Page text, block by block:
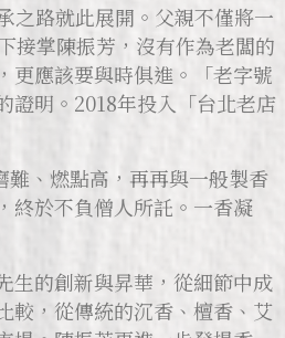
之路就此展開。父親不僅將一
接掌陳振芳，沒有作為老闆的
更應該要與時俱進。「老字號
證明。2018年投入「台北老店
、燃點高，再再與一般製香
終於不負僧人所託。一香凝
生的創新與昇華，從細節中成
較，從傳統的沉香、檀香、艾